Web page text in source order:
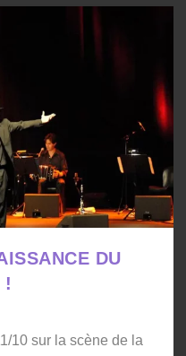
DU
!
10 sur la scène de la